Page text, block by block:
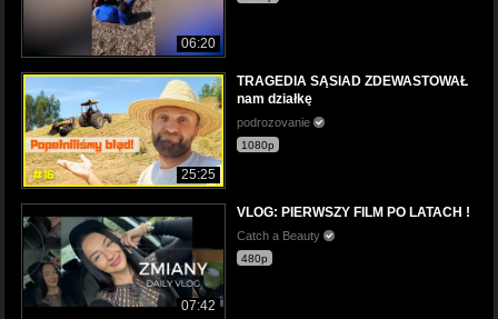
06:20
25:25
TRAGEDIA SĄSIAD ZDEWASTOWAŁ
nam działkę
podrozovanie
1080p
07:42
VLOG: PIERWSZY FILM PO LATACH !
Catch a Beauty
480p